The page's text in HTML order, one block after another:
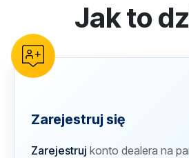
reCAPTCHA verification
Jak to
Zarejestruj się
Zarejestruj konto dealera na